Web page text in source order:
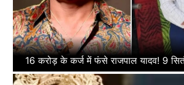
16 करोड़ के कर्ज में फंसे राजपाल यादव! 9